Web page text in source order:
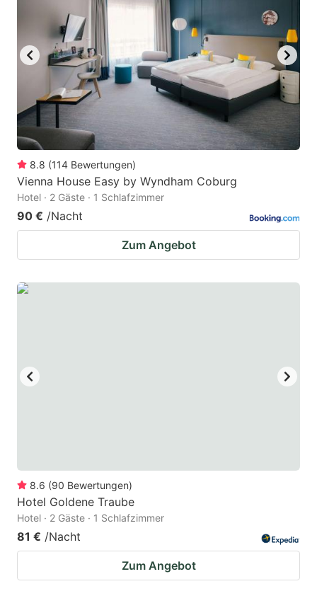
get
the
keyboard
shortcuts
for
changing
dates.
get
the
keyboard
shortcuts
for
changing
dates.
8.8 (114 Bewertungen)
Vienna House Easy by Wyndham Coburg
Hotel · 2 Gäste · 1 Schlafzimmer
90 € /Nacht
Zum Angebot
8.6 (90 Bewertungen)
Hotel Goldene Traube
Hotel · 2 Gäste · 1 Schlafzimmer
81 € /Nacht
Zum Angebot